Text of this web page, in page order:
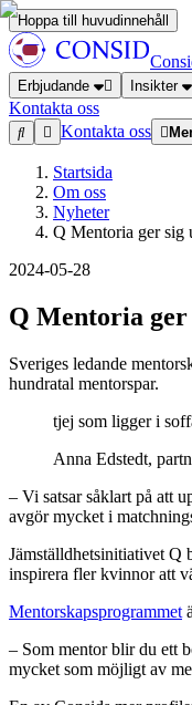
Hoppa till huvudinnehåll
Erbjudande Insikter
Kontakta oss
Kontakta oss
Startsida
Om oss
Nyheter
Q Mentoria ger sig
2024-05-28
Q Mentoria ger
Sveriges ledande
hundratal mentorspar.
tjej som ligger i
Anna Edstedt,
– Vi satsar såklart på att
avgör mycket i
Jämställdhetsinitiativet Q
inspirera fler kvinnor att
Mentorskapsprogrammet
– Som mentor blir du ett
mycket som möjligt av